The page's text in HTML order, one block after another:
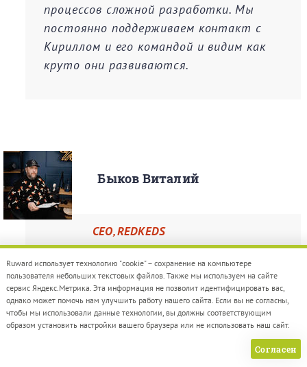
процессов сложной разработки. Мы
постоянно поддерживаем контакт с
Кириллом и его командой и видим как
круто они развиваются.
Быков Виталий
CEO, REDKEDS
Нам нравится работать с Air
Production, потому что они готовы
браться за любые задачи, лояльны и
готовы подсказать по сложным
Ruward использует технологию "cookie" – сохранение на компьютере
пользователя небольших текстовых файлов. Также мы используем на сайте
сервис Яндекс.Метрика. Эта информация не позволит идентифицировать вас,
однако может помочь нам улучшить работу нашего сайта. Если вы не согласны,
чтобы мы использовали данные технологии, вы должны соответствующим
образом установить настройки вашего браузера или не использовать наш сайт.
Согласен